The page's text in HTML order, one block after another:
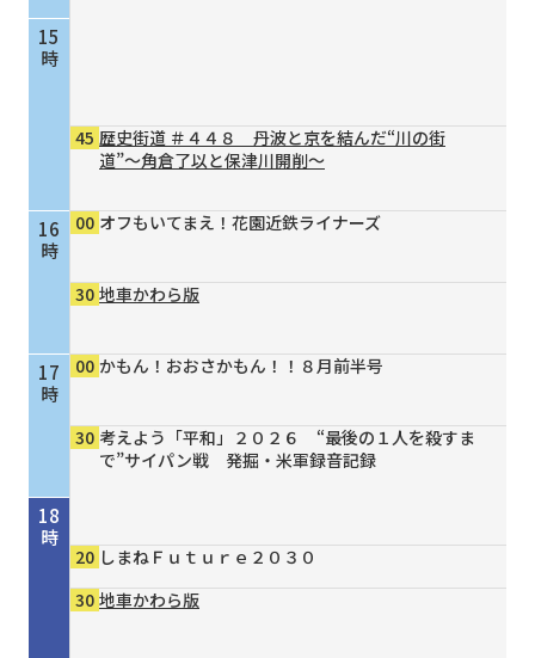
15
時
16
時
17
時
18
時
45 歴史街道 ＃４４８ 丹波と京を結んだ“川の街
道”～角倉了以と保津川開削～
00 オフもいてまえ！花園近鉄ライナーズ
30 地車かわら版
00 かもん！おおさかもん！！８月前半号
30 考えよう「平和」２０２６ “最後の１人を殺すま
で”サイパン戦 発掘・米軍録音記録
20 しまねＦｕｔｕｒｅ２０３０
30 地車かわら版